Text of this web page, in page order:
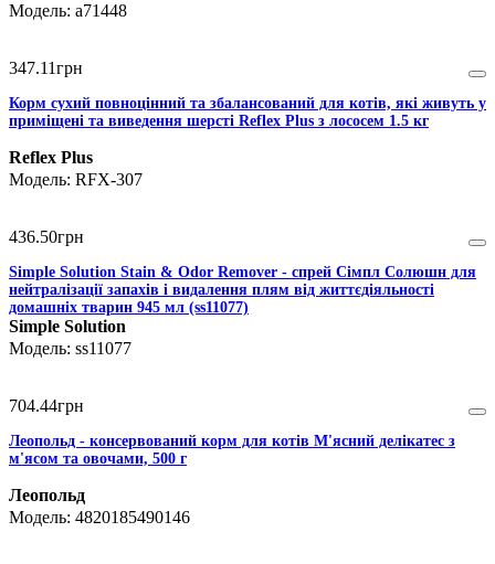
a71448
347.11грн
Корм сухий повноцінний та збалансований для котів, які живуть у
приміщені та виведення шерсті Reflex Plus з лососем 1.5 кг
Reflex Plus
RFX-307
436.50грн
Simple Solution Stain & Odor Remover - спрей Сімпл Солюшн для
нейтралізації запахів і видалення плям від життєдіяльності
домашніх тварин 945 мл (ss11077)
Simple Solution
ss11077
704.44грн
Леопольд - консервований корм для котів М'ясний делікатес з
м'ясом та овочами, 500 г
Леопольд
4820185490146